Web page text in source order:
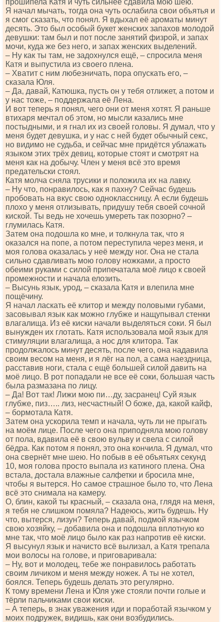
прошипела Катя и чуть сильнее сдавила мою шею.
Я начал мычать, тогда она чуть ослабила свои объятья и
я смог сказать, что понял. Я вдыхал её ароматы минут
десять. Это был особый букет женских запахов молодой
девушки: там был и пот после занятий физрой, и запах
мочи, куда же без него, и запах женских выделений.
– Ну как ты там, не задохнулся ещё, – спросила меня
Катя и выпустила из своего плена.
– Хватит с ним любезничать, пора опускать его, –
сказала Юля.
– Да, давай, Катюшка, пусть он у тебя отлижет, а потом и
у нас тоже, – поддержала её Лена.
И вот теперь я понял, чего они от меня хотят. Я раньше
втихаря мечтал об этом, но мысли казались мне
постыдными, и я гнал их из своей головы. Я думал, что у
меня будет девушка, и у нас с ней будет обычный секс,
но видимо не судьба, и сейчас мне придётся ублажать
языком этих трёх девиц, которые стоят и смотрят на
меня как на добычу. Член у меня всё это время
предательски стоял.
Катя молча сняла трусики и положила их на лавку.
– Ну что, понравилось, как я пахну? Сейчас будешь
пробовать на вкус свою одноклассницу. А если будешь
плохо у меня отлизывать, придушу тебя своей сочной
киской. Ты ведь не хочешь умереть так позорно? –
глумилась Катя.
Затем она подошла ко мне, и толкнула так, что я
оказался на попе, а потом переступила через меня, и
моя голова оказалась у неё между ног. Она не стала
сильно сдавливать мою голову ножками, а просто
обеими руками с силой припечатала моё лицо к своей
промежности и начала елозить.
– Высунь язык, урод, – сказала Катя и влепила мне
пощёчину.
Я начал ласкать её клитор и между половыми губами,
засовывал язык как можно глубже и нащупывал стенки
влагалища. Из её киски начали выделяться соки. Я был
вынужден их глотать. Катя использовала мой язык для
стимуляции влагалища, а нос для клитора. Так
продолжалось минут десять, после чего, она надавила
своим весом на меня, и я лёг на пол, а сама наездница,
расставив ноги, стала с ещё большей силой давить на
моё лицо. В рот попадали не все её соки, большая часть
была размазана по лицу.
– Да! Вот так! Лижи мою пи…ду, засранец! Суй язык
глубже, пиз….. лиз, несчастный! О боже, да, какой кайф,
– бормотала Катя.
Затем она ускорила темп и начала, чуть ли не прыгать
на моём лице. После чего она приподняла мою голову
от пола, вдавила её в свою вульву и свела с силой
бёдра. Как потом я понял, это она кончила. Я думал, что
она свернёт мне шею. Но побыв в её объятьях секунд
10, моя голова просто выпала из катиного плена. Она
встала, достала влажные салфетки и бросила мне,
чтобы я вытерся. Но самое страшное было то, что Лена
всё это снимала на камеру.
О, блин, какой ты красный, – сказала она, глядя на меня,
я тебя не слишком помяла? Надеюсь, жить будешь. Ну
что, вытерся, лизун? Теперь давай, подмой язычком
свою хозяйку, – добавила она и подошла вплотную ко
мне так, что моё лицо было как раз напротив её киски.
Я высунул язык и начисто всё вылизал, а Катя трепала
мои волосы на голове, и приговаривала:
– Ну, вот и молодец, тебе же понравилось работать
своим личиком и меня между ножек. А ты не хотел,
боялся. Теперь будешь делать это регулярно.
К тому времени Лена и Юля уже стояли почти голые и
тёрли пальчиками свои киски.
– А теперь, в знак уважения иди и поработай язычком у
моих подружек, видишь, как они возбудились.